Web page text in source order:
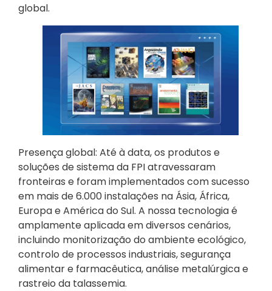
global.
Presença global: Até à data, os produtos e
soluções de sistema da FPI atravessaram
fronteiras e foram implementados com sucesso
em mais de 6.000 instalações na Ásia, África,
Europa e América do Sul. A nossa tecnologia é
amplamente aplicada em diversos cenários,
incluindo monitorização do ambiente ecológico,
controlo de processos industriais, segurança
alimentar e farmacêutica, análise metalúrgica e
rastreio da talassemia.